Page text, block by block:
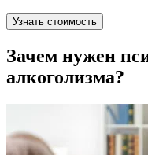
Узнать стоимость
Зачем нужен
алкоголизма?